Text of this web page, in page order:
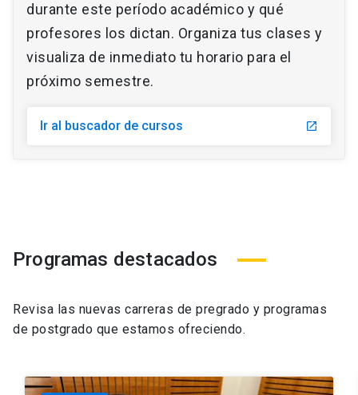
durante este período académico y qué
profesores los dictan. Organiza tus clases y
visualiza de inmediato tu horario para el
próximo semestre.
Ir al buscador de cursos launch
Programas destacados
Revisa las nuevas carreras de pregrado y programas
de postgrado que estamos ofreciendo.